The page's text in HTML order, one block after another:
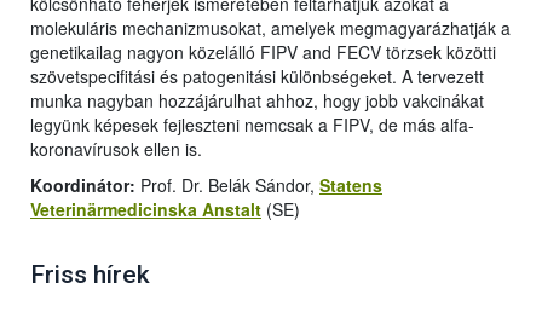
molekuláris mechanizmusokat, amelyek megmagyarázhatják a
genetikailag nagyon közelálló FIPV and FECV törzsek közötti
szövetspecifitási és patogenitási különbségeket. A tervezett
munka nagyban hozzájárulhat ahhoz, hogy jobb vakcinákat
legyünk képesek fejleszteni nemcsak a FIPV, de más alfa-
koronavírusok ellen is.
Koordinátor: Prof. Dr. Belák Sándor, Statens
Veterinärmedicinska Anstalt (SE)
Friss hírek